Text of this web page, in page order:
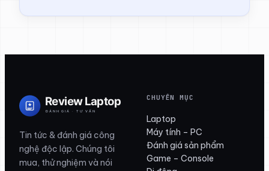
Tin tức & đánh giá công
nghệ độc lập. Chúng tôi
mua, thử nghiệm và nói
CHUYÊN MỤC
Laptop
Máy tính – PC
Đánh giá sản phẩm
Game – Console